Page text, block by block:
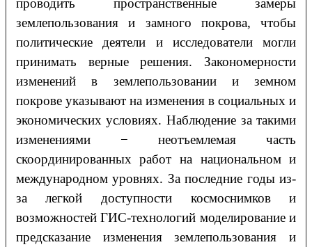
проводить пространственные замеры
землепользования и замного покрова, чтобы
политические деятели и исследователи могли
принимать верные решения. Закономерности
изменений в землепользовании и земном
покрове указывают на изменения в социальных и
экономических условиях. Наблюдение за такими
изменениями − неотъемлемая часть
скоординированных работ на национальном и
международном уровнях. За последние годы из-
за легкой доступности космоснимков и
возможностей ГИС-технологий моделирование и
предсказание изменения землепользования и